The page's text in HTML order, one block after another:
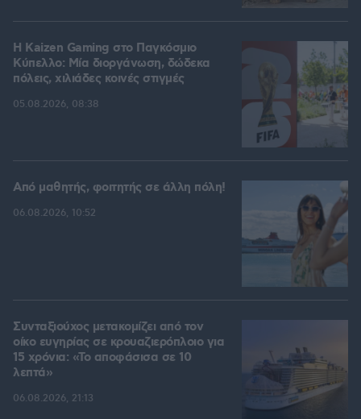
H Kaizen Gaming στο Παγκόσμιο
Kύπελλο: Μία διοργάνωση, δώδεκα
πόλεις, χιλιάδες κοινές στιγμές
05.08.2026, 08:38
Από μαθητής, φοιτητής σε άλλη πόλη!
06.08.2026, 10:52
Συνταξιούχος μετακομίζει από τον
οίκο ευγηρίας σε κρουαζιερόπλοιο για
15 χρόνια: «Το αποφάσισα σε 10
λεπτά»
06.08.2026, 21:13